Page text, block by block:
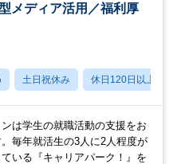
メディア活用／福利厚
土日祝休み 休日120日以上
は学生の就職活動の支援をお
毎年就活生の3人に2人程度が
いる『キャリアパーク！』を